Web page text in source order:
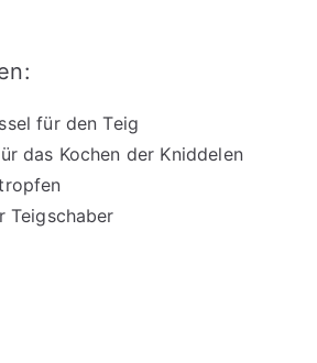
für den Teig
das Kochen der Kniddelen
Teigschaber